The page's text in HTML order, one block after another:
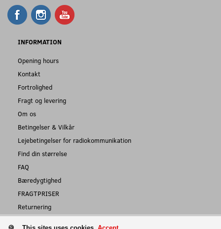
INFORMATION
Opening hours
Kontakt
Fortrolighed
Fragt og levering
Om os
Betingelser & Vilkår
Lejebetingelser for radiokommunikation
Find din størrelse
FAQ
Bæredygtighed
FRAGTPRISER
Returnering